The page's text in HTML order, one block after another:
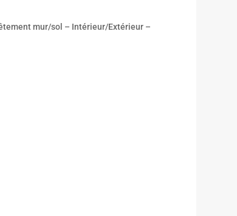
mur/sol – Intérieur/Extérieur –